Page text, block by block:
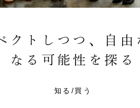
クトしつつ、自由
なる可能性を探る
知る/買う